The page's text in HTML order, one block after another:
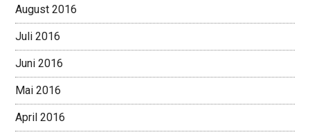
August 2016
Juli 2016
Juni 2016
Mai 2016
April 2016